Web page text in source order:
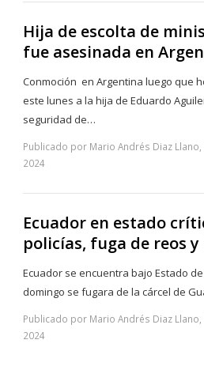
Hija de escolta de
fue asesinada en
Conmoción en Argentina luego que
este lunes a la hija de Eduardo
seguridad de…
Publicado por Mario Andrés Diaz Llano,
2024
Ecuador en estado
policías, fuga de reos
Ecuador se encuentra bajo Estado
domingo se fugara de la cárcel de
Publicado por Mario Andrés Diaz Llano,
2024